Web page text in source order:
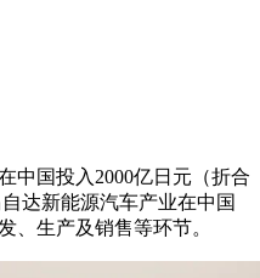
中国投入2000亿日元（折合
达新能源汽车产业在中国
、生产及销售等环节。